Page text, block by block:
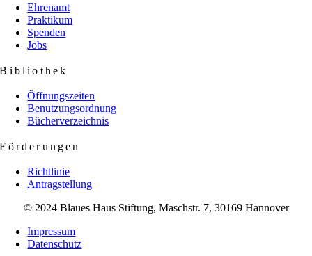
Ehrenamt
Praktikum
Spenden
Jobs
Bibliothek
Öffnungszeiten
Benutzungsordnung
Bücherverzeichnis
Förderungen
Richtlinie
Antragstellung
© 2024 Blaues Haus Stiftung, Maschstr. 7, 30169 Hannover
Impressum
Datenschutz